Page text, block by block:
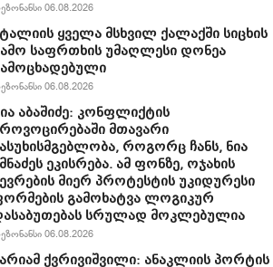
06.08.2026
ყველა მსხვილ ქალაქში სიცხის
საფრთხის უმაღლესი დონეა
06.08.2026
აბაშიძე: კონფლიქტის
მთავარი
როგორც ჩანს, ნია
ეკისრება. ამ ფონზე, ოჯახის
მიერ პროტესტის უკიდურესი
გამოხატვა ლოგიკურ
სრულად მოკლებულია
06.08.2026
ქვრივიშვილი: ანაკლიის პორტის